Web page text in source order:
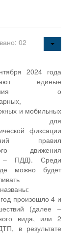
02
2024 года
единые
о
и мобильных
для
фиксации
правил
движения
– ПДД). Среди
можно будет
произошло 4 и
(далее –
вида, или 2
в результате